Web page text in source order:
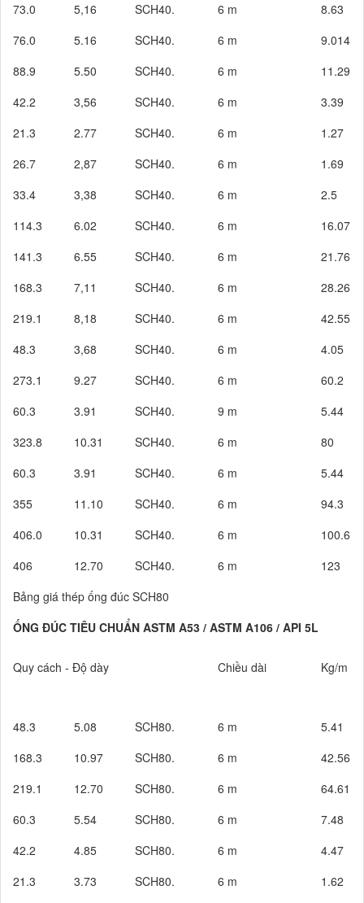
73.0
5,16 SCH40. 6 m
8.63
76.0
5.16 SCH40. 6 m
9.014
88.9
5.50 SCH40. 6 m
11.29
42.2
3,56 SCH40. 6 m
3.39
21.3
2.77 SCH40. 6 m
1.27
26.7
2,87 SCH40. 6 m
1.69
33.4
3,38 SCH40. 6 m
2.5
114.3
6.02 SCH40. 6 m
16.07
141.3
6.55 SCH40. 6 m
21.76
168.3
7,11 SCH40. 6 m
28.26
219.1
8,18 SCH40. 6 m
42.55
48.3
3,68 SCH40. 6 m
4.05
273.1
9.27 SCH40. 6 m
60.2
60.3
3.91 SCH40. 9 m
5.44
323.8
10.31 SCH40. 6 m
80
60.3
3.91 SCH40. 6 m
5.44
355
11.10 SCH40. 6 m
94.3
406.0
10.31 SCH40. 6 m
100.6
406
12.70 SCH40. 6 m
123
Bảng giá thép ống đúc SCH80
ỐNG ĐÚC TIÊU CHUẨN ASTM A53 / ASTM A106 / API 5L
Quy cách - Độ dày Chiều dài Kg/m
48.3 5.08 SCH80. 6 m
5.41
168.3
10.97 SCH80. 6 m
42.56
219.1
12.70 SCH80. 6 m
64.61
60.3
5.54 SCH80. 6 m
7.48
42.2
4.85 SCH80. 6 m
4.47
21.3
3.73 SCH80. 6 m 1.62